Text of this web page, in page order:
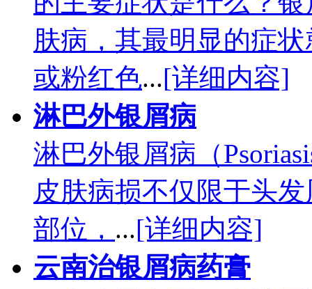
肤病，其最明显的症
或粉红色...[详细内容]
淋巴外银屑病
淋巴外银屑病（
皮肤病损不仅限于头
部位， ...[详细内容]
云南治银屑病药膏